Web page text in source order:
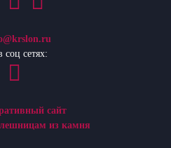
сетях:
сайт
из камня